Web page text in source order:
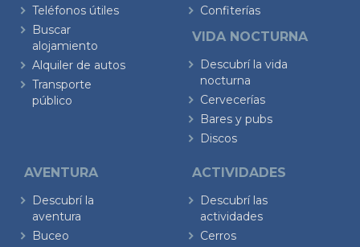
Teléfonos útiles
Buscar
alojamiento
Alquiler de autos
Transporte
público
Confiterías
VIDA NOCTURNA
Descubrí la vida
nocturna
Cervecerías
Bares y pubs
Discos
AVENTURA
Descubrí la
aventura
Buceo
ACTIVIDADES
Descubrí las
actividades
Cerros